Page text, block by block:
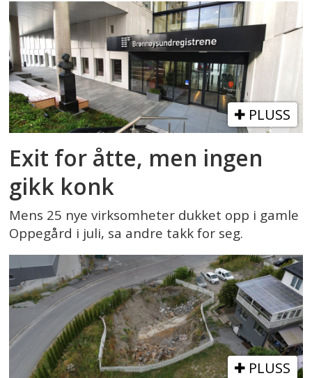
PLUSS
Exit for åtte, men ingen
gikk konk
Mens 25 nye virksomheter dukket opp i gamle
Oppegård i juli, sa andre takk for seg.
PLUSS